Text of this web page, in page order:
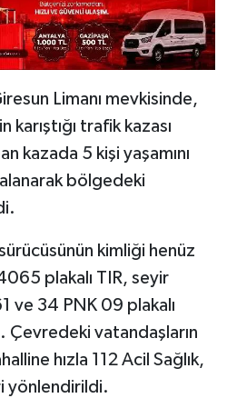
Limanı mevkisinde,
trafik kazası
kazada 5 kişi yaşamını
bölgedeki
kimliği henüz
plakalı TIR, seyir
ve 34 PNK 09 plakalı
Çevredeki vatandaşların
hızla 112 Acil Sağlık,
yönlendirildi.